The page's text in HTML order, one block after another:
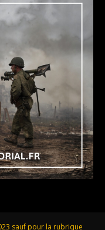
sauf pour la rubrique